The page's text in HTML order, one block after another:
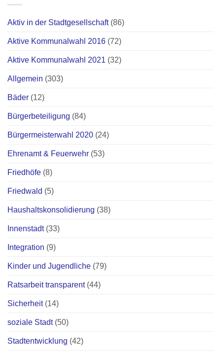
Aktiv in der Stadtgesellschaft(86)
Aktive Kommunalwahl 2016 (72)
Aktive Kommunalwahl 2021 (32)
Allgemein (303)
Bäder (12)
Bürgerbeteiligung (84)
Bürgermeisterwahl 2020 (24)
Ehrenamt & Feuerwehr (53)
Friedhöfe (8)
Friedwald (5)
Haushaltskonsolidierung (38)
Innenstadt(33)
Integration (9)
Kinder und Jugendliche (79)
Ratsarbeit transparent(44)
Sicherheit(14)
soziale Stadt(50)
Stadtentwicklung (42)